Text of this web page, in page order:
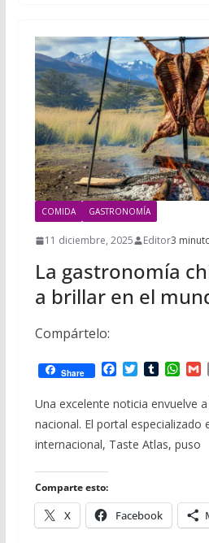
COMIDA GASTRONOMÍA
11 diciembre, 2025 Editor3
La gastronomía
a brillar en el
Compártelo:
Share
F
c
e
b
o
T
i
t
t
e
T
m
b
l
r
W
a
t
s
A
G
a
i
l
Una excelente noticia envuelve
nacional. El portal especializado
internacional, Taste Atlas, puso
Comparte esto:
X Facebook